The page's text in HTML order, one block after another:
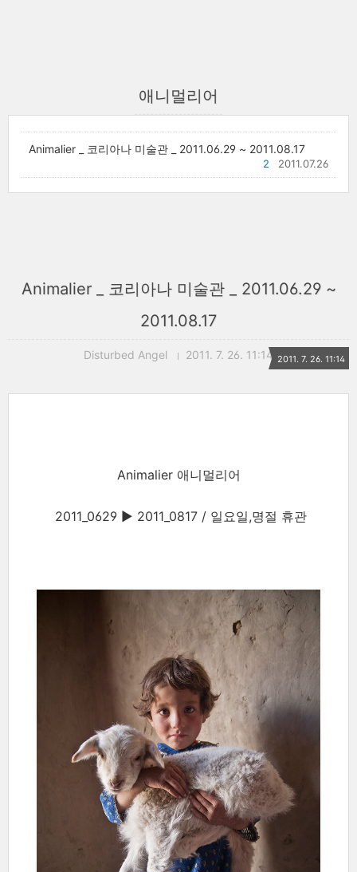
애니멀리어
Animalier _ 코리아나 미술관 _ 2011.06.29 ~ 2011.08.17
2011.07.26
2
Animalier _ 코리아나 미술관 _ 2011.06.29 ~
2011.08.17
Disturbed Angel 2011. 7. 26. 11:14 2011. 7. 26. 11:14
Animalier 애니멀리어
2011_0629 ▶ 2011_0817 / 일요일,명절 휴관